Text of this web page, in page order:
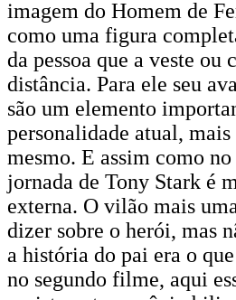
imagem do Homem de
como uma figura
da pessoa que a veste ou
distância. Para ele seu
são um elemento
personalidade atual, mais
mesmo. E assim como
jornada de Tony Stark é
externa. O vilão mais
dizer sobre o herói, mas
a história do pai era o
no segundo filme, aqui